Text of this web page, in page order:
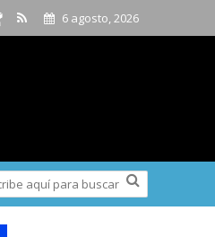
6 agosto, 2026